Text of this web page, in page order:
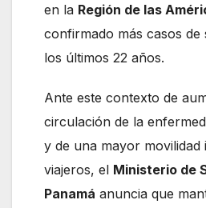
en la Región de las
confirmado más casos de
los últimos 22 años.
Ante este contexto de
circulación de la
y de una mayor movilidad
viajeros, el Ministerio de
Panamá anuncia que